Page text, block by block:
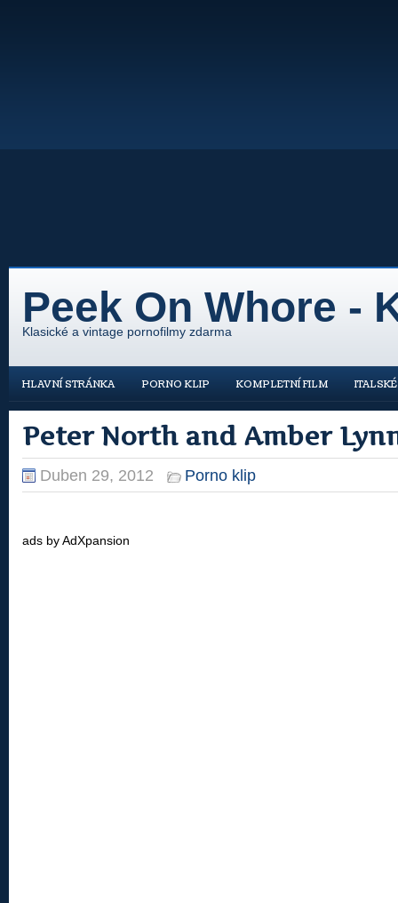
Peek On Whore -
Klasické a vintage pornofilmy zdarma
HLAVNÍ STRÁNKA PORNO KLIP KOMPLETNÍ FILM
Peter North and Amber
Duben 29, 2012 Porno klip
ads by AdXpansion